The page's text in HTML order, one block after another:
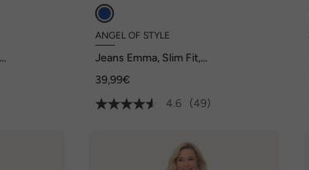
ANGEL OF STYLE
Jeans Emma, Slim Fit,
39,99€
4.6
(49)